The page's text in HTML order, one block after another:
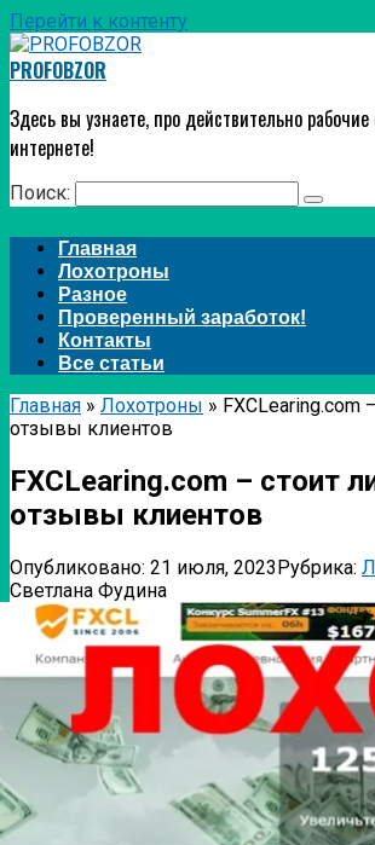
Перейти к контенту
PROFOBZOR
Здесь вы узнаете, про действительно
интернете!
Поиск:
Главная
Лохотроны
Разное
Проверенный заработок!
Контакты
Все статьи
Главная » Лохотроны » FXCLearing.com
отзывы клиентов
FXCLearing.com – стоит
отзывы клиентов
Опубликовано: 21 июля, 2023Рубрика:
Светлана Фудина